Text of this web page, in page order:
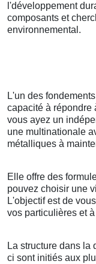
l'développement
composants et
environnemental.
L'un des
capacité à répondre
vous ayez un
une multinationale
métalliques à
Elle offre des
pouvez choisir une
L'objectif est de
vos particulières et
La structure dans la
ci sont initiés aux